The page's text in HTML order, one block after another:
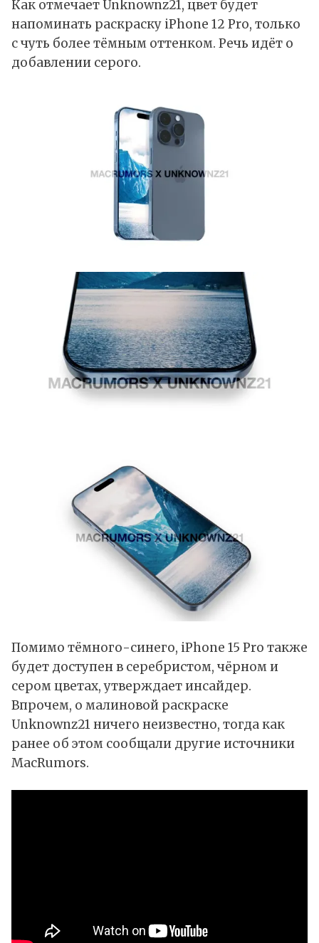
Как отмечает Unknownz21, цвет будет
напоминать раскраску iPhone 12 Pro, только
с чуть более тёмным оттенком. Речь идёт о
добавлении серого.
Помимо тёмного-синего, iPhone 15 Pro также
будет доступен в серебристом, чёрном и
сером цветах, утверждает инсайдер.
Впрочем, о малиновой раскраске
Unknownz21 ничего неизвестно, тогда как
ранее об этом сообщали другие источники
MacRumors.